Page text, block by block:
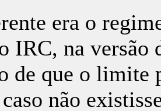
era o
IRC, na versão
de que o limite
não